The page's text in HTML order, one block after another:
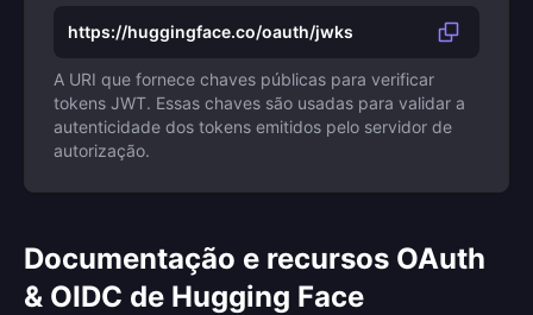
https://huggingface.co/oauth/jwks
A URI que fornece chaves públicas para verificar
tokens JWT. Essas chaves são usadas para validar a
autenticidade dos tokens emitidos pelo servidor de
autorização.
Documentação e recursos OAuth
& OIDC de Hugging Face